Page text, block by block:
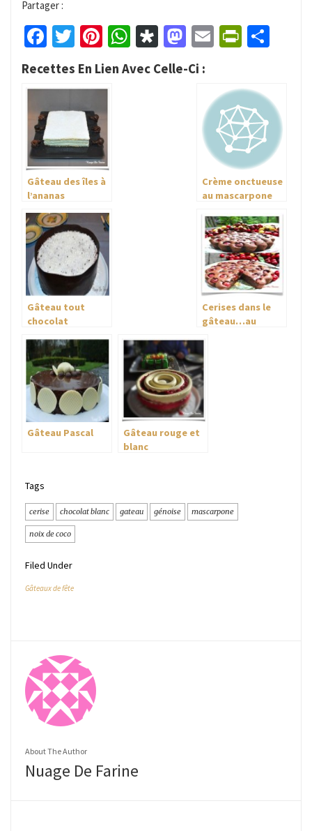
Partager :
Facebook
Twitter
Pinterest
WhatsApp
Diaspora
Mastodon
Email
Recettes En Lien Avec Celle-Ci :
Gâteau des îles à
l’ananas
Crème onctueuse
au mascarpone
Gâteau tout
chocolat
Cerises dans le
gâteau…au
Gâteau Pascal
Gâteau rouge et
blanc
Tags
cerise chocolat blanc gateau génoise mascarpone
noix de coco
Filed Under
Gâteaux de fête
About The Author
Nuage De Farine